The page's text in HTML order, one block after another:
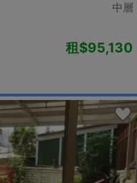
中層
租$95,130